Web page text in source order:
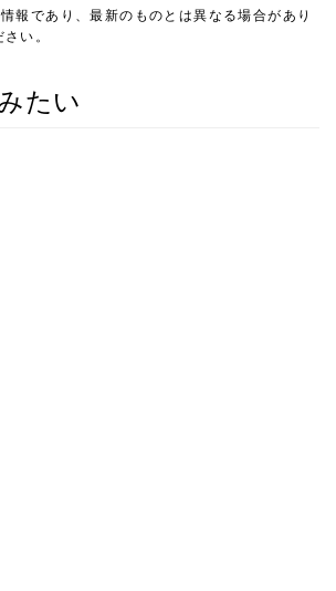
報であり、最新のものとは異なる場合があり
い。
たい